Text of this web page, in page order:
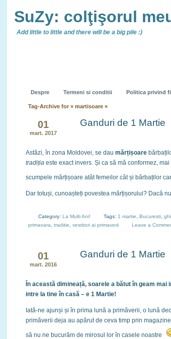
SuZy: colţişorul
Add little to little and there will be a big pile :)
Despre Termeni si conditii Politica privind
Tag-Archive for » martisoare «
01
mart. 2017
Ganduri de 1 Martie
Astăzi, în zona Moldovei, se dau mărțișoare
tradiția este exact invers. Și ca să mă conformez,
scumpele mărțișoare atât femeilor cât și bărbaților
Dar totuși, cunoașteți povestea mărțișorului? Dacă
Category: La Multi Ani! Tags: 1 martie Bucuresti
primavara
traditie vestitori ai primaverii Leave a
01
mart. 2016
Ganduri de 1 Martie
În această dimineață, soarele a bătut în geam
intre la tine în casă – e 1 Martie!
Iată-ne ajunși și în prima lună a primăverii, o lună
primăverii deja au apărut de ceva timp prin
să nu ne bucurăm de mirosul lor în casele noastre